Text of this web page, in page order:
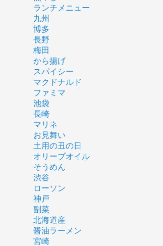
ランチメニュー
九州
博多
長野
梅田
から揚げ
スパイシー
マクドナルド
ファミマ
池袋
長崎
マリネ
お見舞い
土用の丑の日
オリーブオイル
そうめん
渋谷
ローソン
神戸
副菜
北海道産
醤油ラーメン
宮崎